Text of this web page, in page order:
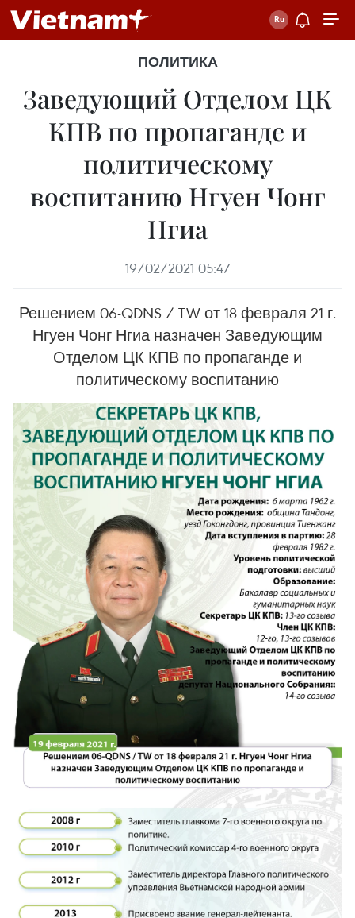
ПОЛИТИКА
Заведующий Отделом ЦК
КПВ по пропаганде и
политическому
воспитанию Нгуен Чонг
Нгиа
19/02/2021 05:47
Решением 06-QDNS / TW от 18 февраля 21 г.
Нгуен Чонг Нгиа назначен Заведующим
Отделом ЦК КПВ по пропаганде и
политическому воспитанию